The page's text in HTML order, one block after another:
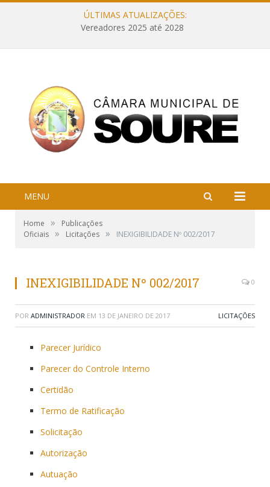
ÚLTIMAS ATUALIZAÇÕES:
Vereadores 2025 até 2028
MENU
Home »
Publicações
Oficiais » Licitações » INEXIGIBILIDADE Nº 002/2017
INEXIGIBILIDADE Nº 002/2017 0
POR ADMINISTRADOR EM 13 DE JANEIRO DE 2017 LICITAÇÕES
Parecer Jurídico
Parecer do Controle Interno
Certidão
Termo de Ratificação
Solicitação
Autorização
Autuação